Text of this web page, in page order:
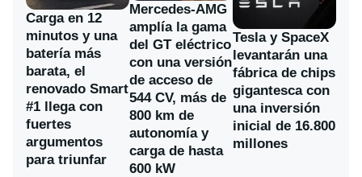
Carga en 12
minutos y una
batería más
barata, el
renovado Smart
#1 llega con
fuertes
argumentos
para triunfar
Mercedes-AMG
amplía la gama
del GT eléctrico
con una versión
de acceso de
544 CV, más de
800 km de
autonomía y
carga de hasta
600 kW
Tesla y SpaceX
levantarán una
fábrica de chips
gigantesca con
una inversión
inicial de 16.800
millones